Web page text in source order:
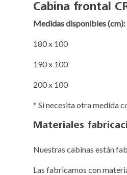
Cabina frontal
Medidas disponibles (cm):
180 x 100
190 x 100
200 x 100
* Si necesita otra medida
Materiales
Nuestras cabinas están
Las fabricamos con